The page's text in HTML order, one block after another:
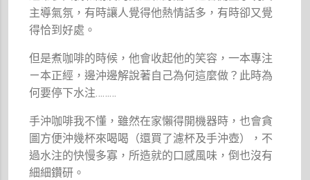
主導氣氛，有時讓人覺得他熱情話多，有時卻又覺
得恰到好處。
但是煮咖啡的時候，他會收起他的笑容，一本專注
ㄧ本正經，邊沖邊解說著自己為何這麼做？此時為
何要停下水注………
手沖咖啡我不懂，雖然在家懶得開機器時，也會貪
圖方便沖幾杯來喝喝（還買了濾杯及手沖壺），不
過水注的快慢多寡，所造就的口感風味，倒也沒有
細細鑽研。